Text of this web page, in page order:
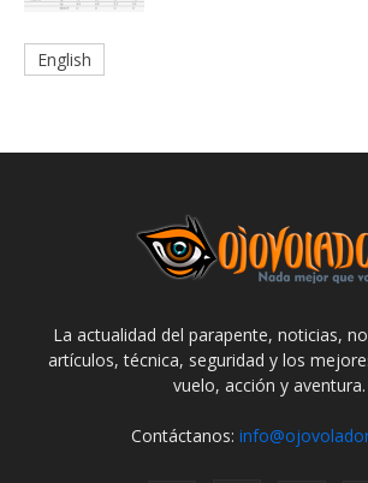
English
La actualidad del parapente, noticias,
artículos, técnica, seguridad y los
vuelo, acción y aventura.
Contáctanos: